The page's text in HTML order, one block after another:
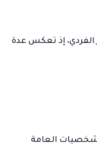
الفردي، إذ تعكس عدة
العامة